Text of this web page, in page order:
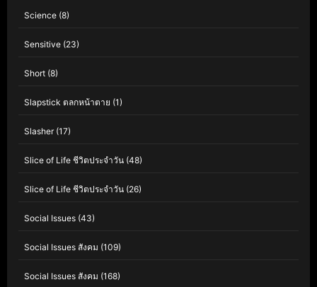
Science (8)
Sensitive (23)
Short (8)
Slapstick ตลกหน้าตาย (1)
Slasher(17)
Slice of Life ชีวิตประจำวัน (48)
Slice of Life ชีวิตประจำวัน (26)
Social Issues (43)
Social Issues สังคม (109)
Social Issues สังคม (168)